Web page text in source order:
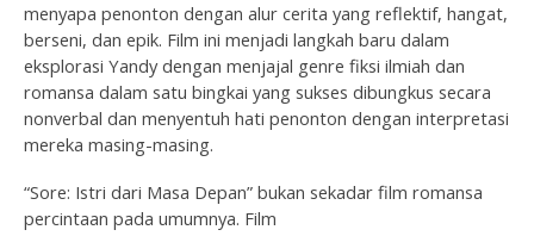
menyapa penonton dengan alur cerita yang reflektif, hangat,
berseni, dan epik. Film ini menjadi langkah baru dalam
eksplorasi Yandy dengan menjajal genre fiksi ilmiah dan
romansa dalam satu bingkai yang sukses dibungkus secara
nonverbal dan menyentuh hati penonton dengan interpretasi
mereka masing-masing.
“Sore: Istri dari Masa Depan” bukan sekadar film romansa
percintaan pada umumnya. Film